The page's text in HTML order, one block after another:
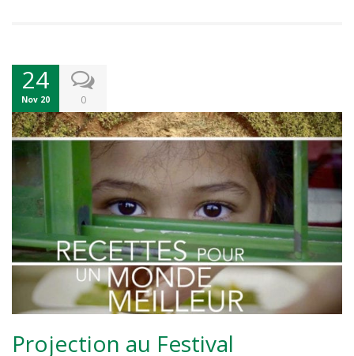
24
Nov 20 0
Projection au Festival